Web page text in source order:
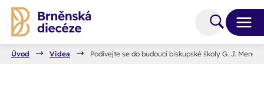
Úvod Videa Podívejte se do budoucí biskupské školy G. J.